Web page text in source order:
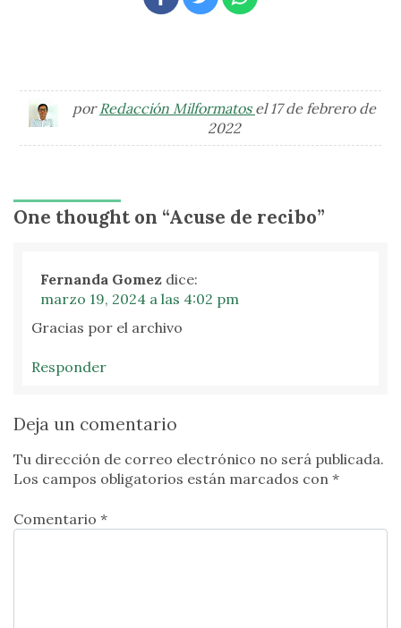
por Redacción Milformatos el 17 de febrero de
2022
One thought on “Acuse de recibo”
Fernanda Gomez dice:
marzo 19, 2024 a las 4:02 pm
Gracias por el archivo
Responder
Deja un comentario
Tu dirección de correo electrónico no será publicada.
Los campos obligatorios están marcados con *
Comentario *